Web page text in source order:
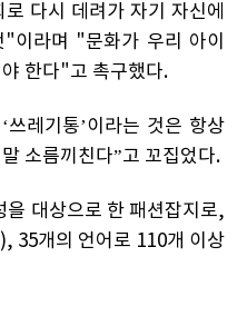
다시 데려가 자기 자신에
이라며 "문화가 우리 아이
한다"고 촉구했다.
레기통’이라는 것은 항상
소름끼친다”고 꼬집었다.
을 대상으로 한 패션잡지로,
35개의 언어로 110개 이상